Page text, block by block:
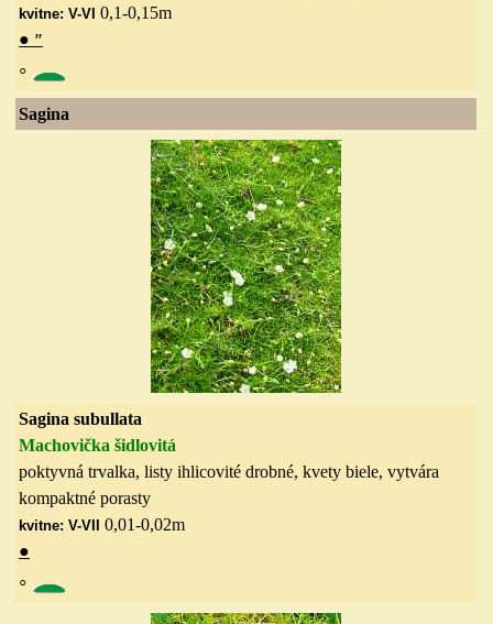
kvitne: V-VI 0,1-0,15m
● ″
◦
Sagina
Sagina subullata
Machovička šidlovitá
poktyvná trvalka, listy ihlicovité drobné, kvety biele, vytvára
kompaktné porasty
kvitne: V-VII 0,01-0,02m
●
◦